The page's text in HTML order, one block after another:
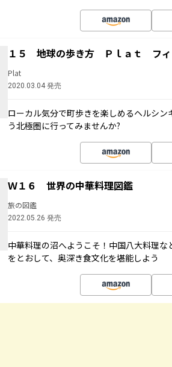
１５ 地球の歩き方 Ｐｌａｔ フィ
Plat
2020.03.04 発売
ローカル気分で町歩きを楽しめるヘルシ
う北極圏に行ってみませんか?
Ｗ１６ 世界の中華料理図鑑
旅の図鑑
2022.05.26 発売
中華料理の沼へようこそ！中国八大料理
をとおして、奥深き食文化を堪能しよう